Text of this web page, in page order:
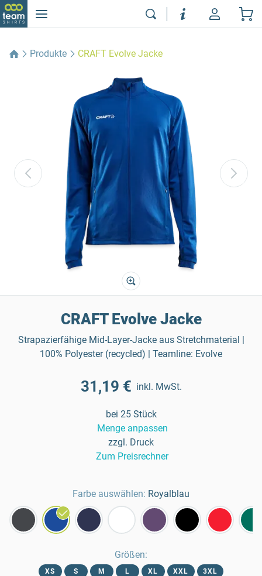
Produkte CRAFT Evolve Jacke
CRAFT Evolve Jacke
Strapazierfähige Mid-Layer-Jacke aus Stretchmaterial |
100% Polyester (recycled) | Teamline: Evolve
31,19 € inkl. MwSt.
bei 25 Stück
Menge anpassen
zzgl. Druck
Zum Preisrechner
Farbe auswählen: Royalblau
Größen:
XS S M L XL XXL 3XL